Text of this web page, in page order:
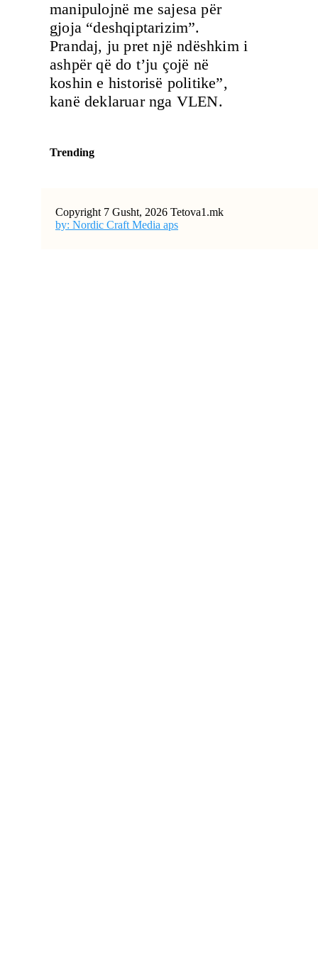
manipulojnë me sajesa për
gjoja “deshqiptarizim”.
Prandaj, ju pret një ndëshkim i
ashpër që do t’ju çojë në
koshin e historisë politike”,
kanë deklaruar nga VLEN.
Trending
Copyright 7 Gusht, 2026 Tetova1.mk
by: Nordic Craft Media aps